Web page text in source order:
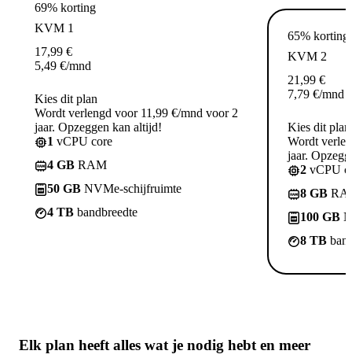
69% korting
KVM 1
17,99 €
5,49 €/mnd
Kies dit plan
Wordt verlengd voor 11,99 €/mnd voor 2
jaar. Opzeggen kan altijd!
1 vCPU core
4 GB RAM
50 GB NVMe-schijfruimte
4 TB bandbreedte
65% korting
KVM 2
21,99 €
7,79 €/mnd
Kies dit plan
Wordt
jaar.
2 vCPU
8 GB
100 GB
8 TB
Elk plan heeft alles wat je nodig hebt en meer